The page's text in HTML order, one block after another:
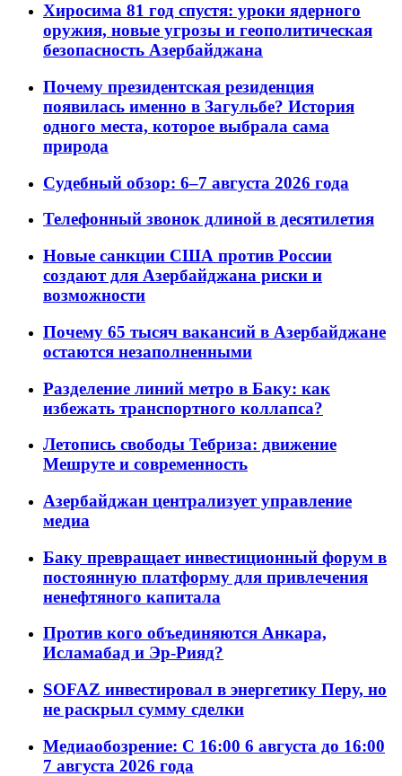
Хиросима 81 год спустя: уроки ядерного
оружия, новые угрозы и геополитическая
безопасность Азербайджана
Почему президентская резиденция
появилась именно в Загульбе? История
одного места, которое выбрала сама
природа
Судебный обзор: 6–7 августа 2026 года
Телефонный звонок длиной в десятилетия
Новые санкции США против России
создают для Азербайджана риски и
возможности
Почему 65 тысяч вакансий в Азербайджане
остаются незаполненными
Разделение линий метро в Баку: как
избежать транспортного коллапса?
Летопись свободы Тебриза: движение
Мешруте и современность
Азербайджан централизует управление
медиа
Баку превращает инвестиционный форум в
постоянную платформу для привлечения
ненефтяного капитала
Против кого объединяются Анкара,
Исламабад и Эр-Рияд?
SOFAZ инвестировал в энергетику Перу, но
не раскрыл сумму сделки
Медиаобозрение: С 16:00 6 августа до 16:00
7 августа 2026 года